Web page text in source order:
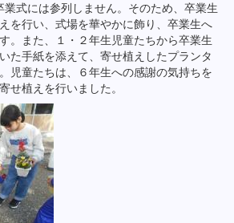
式には参列しません。そのため、卒業生
を行い、式場を華やかに飾り、卒業生へ
。また、１・２年生児童たちから卒業生
た手紙を添えて、寄せ植えしたプランタ
児童たちは、６年生への感謝の気持ちを
せ植えを行いました。